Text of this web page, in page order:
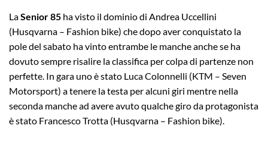
LaSenior 85 ha visto il dominio di Andrea Uccellini
(Husqvarna – Fashion bike) che dopo aver conquistato la
pole del sabato ha vinto entrambe le manche anche se ha
dovuto sempre risalire la classifica per colpa di partenze non
perfette. In gara uno è stato Luca Colonnelli (KTM – Seven
Motorsport) a tenere la testa per alcuni giri mentre nella
seconda manche ad avere avuto qualche giro da protagonista
è stato Francesco Trotta (Husqvarna – Fashion bike).